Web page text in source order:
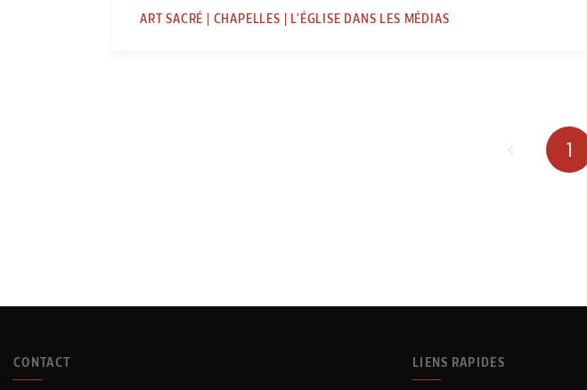
ART SACRÉ | CHAPELLES | L'ÉGLISE DANS LES MÉDIAS
1
CONTACT LIENS RAPIDES